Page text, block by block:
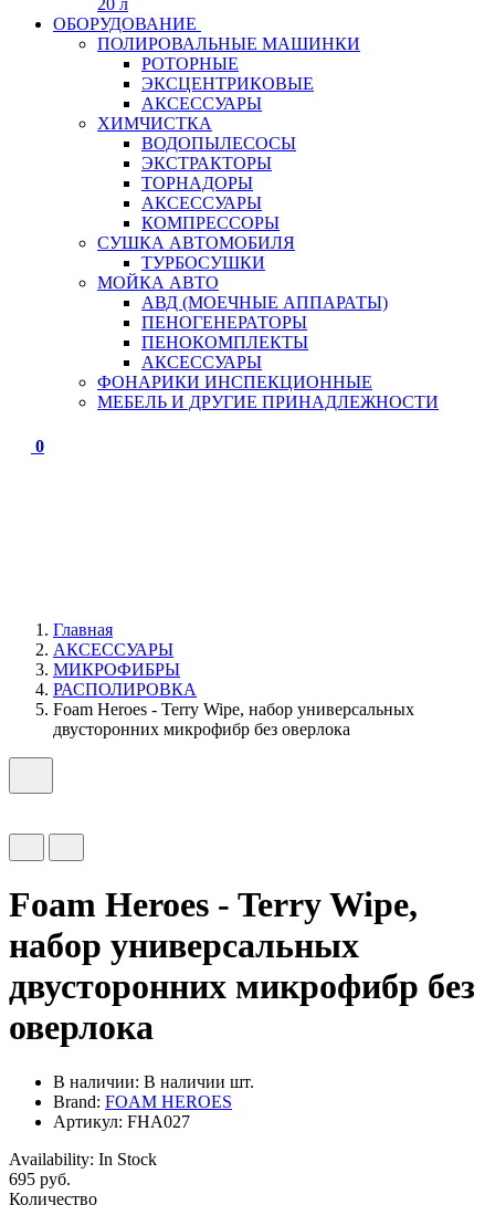
20 л
ОБОРУДОВАНИЕ
ПОЛИРОВАЛЬНЫЕ МАШИНКИ
РОТОРНЫЕ
ЭКСЦЕНТРИКОВЫЕ
АКСЕССУАРЫ
ХИМЧИСТКА
ВОДОПЫЛЕСОСЫ
ЭКСТРАКТОРЫ
ТОРНАДОРЫ
АКСЕССУАРЫ
КОМПРЕССОРЫ
СУШКА АВТОМОБИЛЯ
ТУРБОСУШКИ
МОЙКА АВТО
АВД (МОЕЧНЫЕ АППАРАТЫ)
ПЕНОГЕНЕРАТОРЫ
ПЕНОКОМПЛЕКТЫ
АКСЕССУАРЫ
ФОНАРИКИ ИНСПЕКЦИОННЫЕ
МЕБЕЛЬ И ДРУГИЕ ПРИНАДЛЕЖНОСТИ
0
Главная
АКСЕССУАРЫ
МИКРОФИБРЫ
РАСПОЛИРОВКА
Foam Heroes - Terry Wipe, набор универсальных
двусторонних микрофибр без оверлока
Foam Heroes - Terry Wipe,
набор универсальных
двусторонних микрофибр без
оверлока
В наличии: В наличии шт.
Brand: FOAM HEROES
Артикул: FHA027
Availability: In Stock
695 руб.
Количество